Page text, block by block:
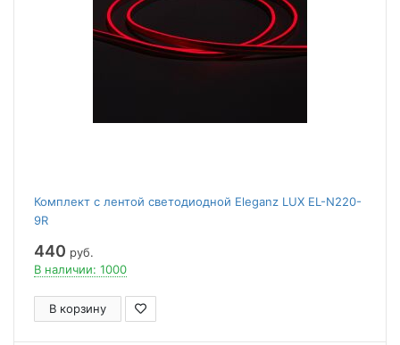
Комплект с лентой светодиодной Eleganz LUX EL-N220-
9R
440 руб.
В наличии: 1000
В корзину